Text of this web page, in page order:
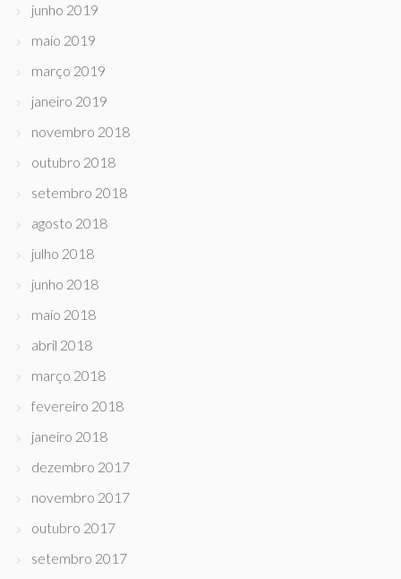
junho 2019
maio 2019
março 2019
janeiro 2019
novembro 2018
outubro 2018
setembro 2018
agosto 2018
julho 2018
junho 2018
maio 2018
abril 2018
março 2018
fevereiro 2018
janeiro 2018
dezembro 2017
novembro 2017
outubro 2017
setembro 2017